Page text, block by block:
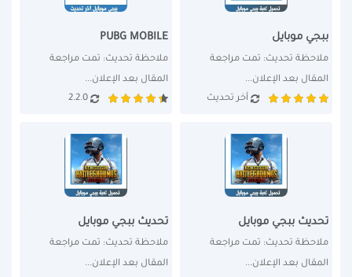
ببجي موبايل
المقال بعد الإعلان...
أخر تحديث
PUBG MOBILE
المقال بعد الإعلان...
2.2.0
تحديث ببجي موبايل
المقال بعد الإعلان...
تحديث ببجي موبايل
المقال بعد الإعلان...